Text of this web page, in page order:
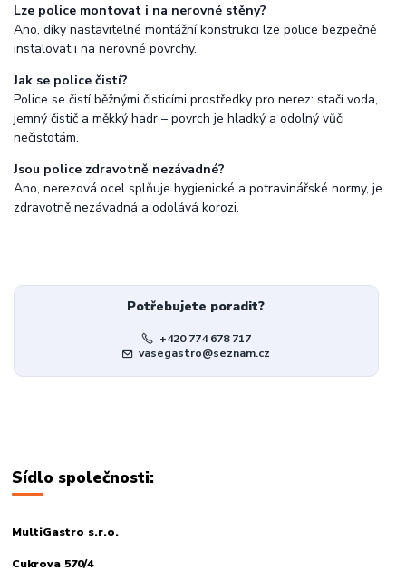
Lze police montovat i na nerovné stěny?
Ano, díky nastavitelné montážní konstrukci lze police bezpečně
instalovat i na nerovné povrchy.
Jak se police čistí?
Police se čistí běžnými čisticími prostředky pro nerez: stačí voda,
jemný čistič a měkký hadr – povrch je hladký a odolný vůči
nečistotám.
Jsou police zdravotně nezávadné?
Ano, nerezová ocel splňuje hygienické a potravinářské normy, je
zdravotně nezávadná a odolává korozi.
Potřebujete poradit?
+420 774 678 717
vasegastro@seznam.cz
Sídlo společnosti:
MultiGastro s.r.o.
Cukrova 570/4